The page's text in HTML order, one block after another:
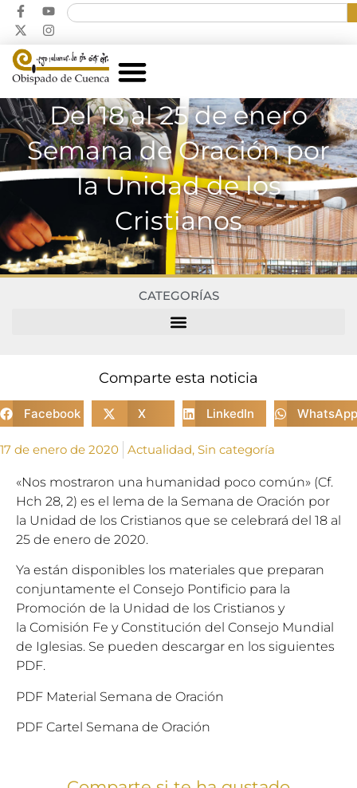
Del 18 al 25 de enero
Semana de Oración por
la Unidad de los
Cristianos
CATEGORÍAS
Comparte esta noticia
Facebook X LinkedIn WhatsApp
17 de enero de 2020 Actualidad, Sin categoría
«Nos mostraron una humanidad poco común» (Cf.
Hch 28, 2) es el lema de la Semana de Oración por
la Unidad de los Cristianos que se celebrará del 18 al
25 de enero de 2020.
Ya están disponibles los materiales que preparan
conjuntamente el Consejo Pontificio para la
Promoción de la Unidad de los Cristianos y
la Comisión Fe y Constitución del Consejo Mundial
de Iglesias. Se pueden descargar en los siguientes
PDF.
PDF Material Semana de Oración
PDF Cartel Semana de Oración